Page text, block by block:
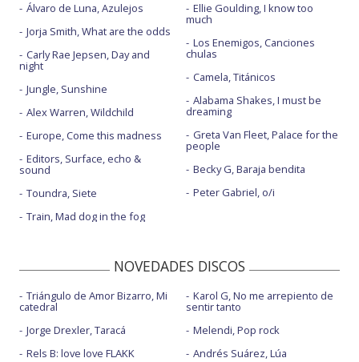
Álvaro de Luna, Azulejos
Jorja Smith, What are the odds
Carly Rae Jepsen, Day and
night
Jungle, Sunshine
Alex Warren, Wildchild
Europe, Come this madness
Editors, Surface, echo &
sound
Toundra, Siete
Train, Mad dog in the fog
Ellie Goulding, I know too
much
Los Enemigos, Canciones
chulas
Camela, Titánicos
Alabama Shakes, I must be
dreaming
Greta Van Fleet, Palace for the
people
Becky G, Baraja bendita
Peter Gabriel, o/i
NOVEDADES DISCOS
Triángulo de Amor Bizarro, Mi
catedral
Jorge Drexler, Taracá
Rels B: love love FLAKK
Karol G, No me arrepiento de
sentir tanto
Melendi, Pop rock
Andrés Suárez, Lúa